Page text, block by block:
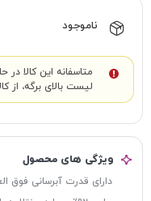
ناموجود
متاسفانه این کالا
لیست بالای برگه، از
ویژگی های محصول
دارای قدرت آبرسانی فوق